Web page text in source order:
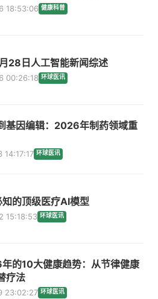
18:53:06 健康科普
28日人工智能新闻综述
00:26:18 环球医讯
基因编辑：2026年制药领域重
14:17:17 环球医讯
的顶级医疗AI模型
15:18:53 环球医讯
的10大健康趋势：从节律健康
疗法
23:02:27 环球医讯